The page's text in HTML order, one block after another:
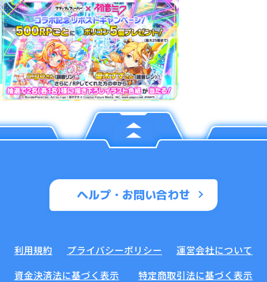
ヘルプ・お問い合わせ
利用規約 プライバシーポリシー
運営会社について
資金決済法に基づく表示
特定商取引法に基づく表示